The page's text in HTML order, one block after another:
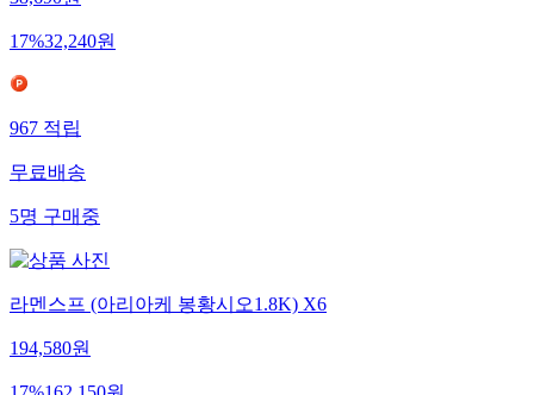
38,690원
17%32,240원
967적립
무료배송
5명구매중
라멘스프 (아리아케 봉황시오1.8K) X6
194,580원